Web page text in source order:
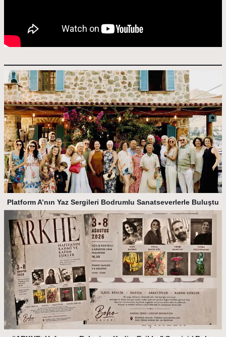
Platform A’nın Yaz Sergileri Bodrumlu Sanatseverlerle Buluştu